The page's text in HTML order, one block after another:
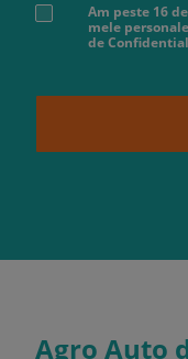
Am peste 16
mele
de
Agro Auto